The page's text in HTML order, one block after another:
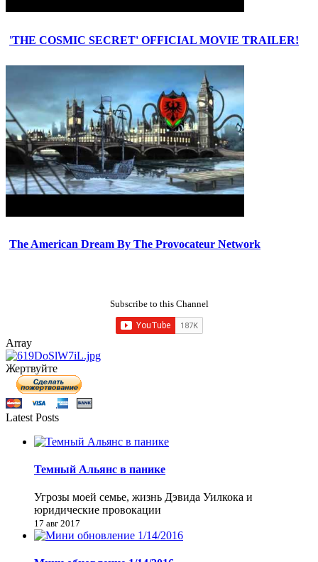
'THE COSMIC SECRET' OFFICIAL MOVIE TRAILER!
The American Dream By The Provocateur Network
Subscribe to this Channel
Array
Жертвуйте
Latest Posts
Темный Альянс в панике
Угрозы моей семье, жизнь Дэвида Уилкока и
юридические провокации
17 авг 2017